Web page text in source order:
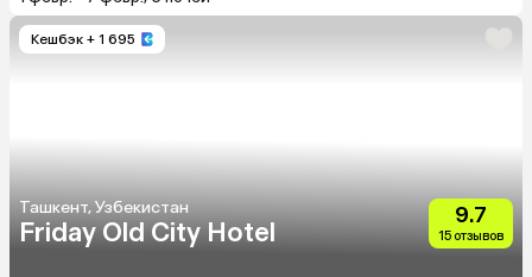
Кешбэк + 1 695
Ташкент, Узбекистан
Friday Old City Hotel
9.7
15 отзывов